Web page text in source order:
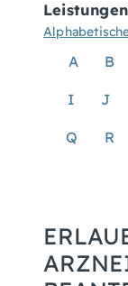
Leistungen
A B
I J
Q R